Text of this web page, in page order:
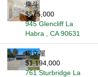
康斗
$575,000
945 Glencliff La
Habra , CA 90631
獨立屋
$1,194,000
761 Sturbridge La